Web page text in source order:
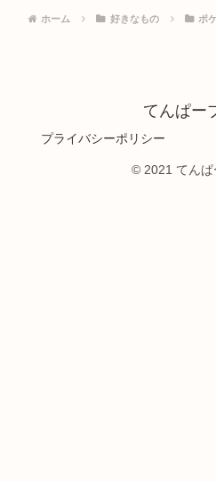
ホーム 好きなもの ポ
てんぱー
プライバシーポリシー
© 2021 てんぱ